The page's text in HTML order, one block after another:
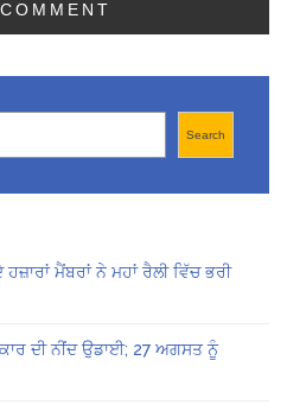
Search
ਮੈਂਬਰਾਂ ਨੇ ਮਹਾਂ ਰੈਲੀ ਵਿੱਚ ਭਰੀ
ਦੀ ਨੀਂਦ ਉਡਾਈ; 27 ਅਗਸਤ ਨੂੰ